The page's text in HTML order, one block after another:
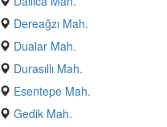
Dereağzı Mah.
Dualar Mah.
Durasıllı Mah.
Esentepe Mah.
Gedik Mah.